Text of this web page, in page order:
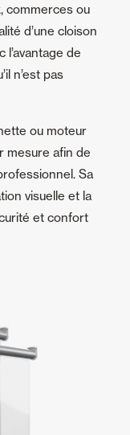
commerces ou
d’une cloison
de
n’est pas
ou moteur
mesure afin de
Sa
visuelle et la
et confort